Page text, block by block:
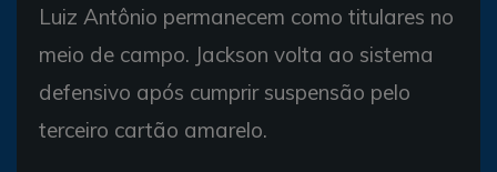
Luiz Antônio permanecem como titulares no
meio de campo. Jackson volta ao sistema
defensivo após cumprir suspensão pelo
terceiro cartão amarelo.